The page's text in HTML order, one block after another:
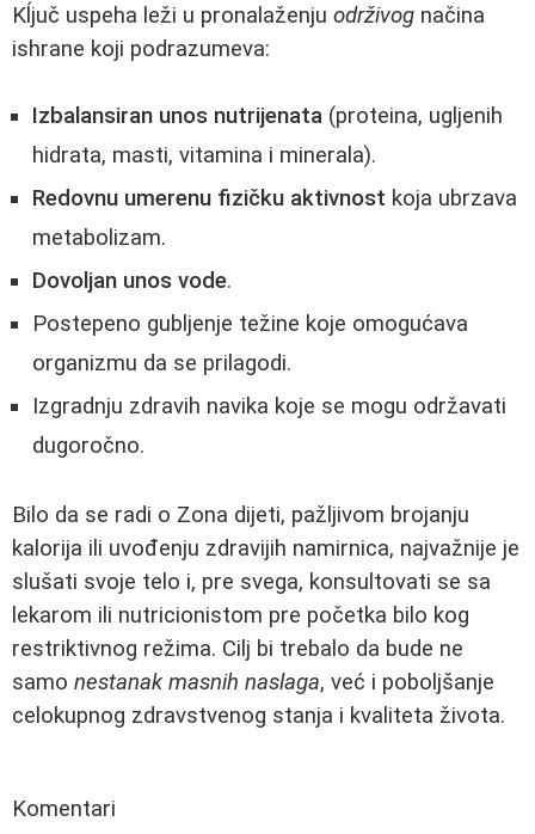
Kĺjuč uspeha leži u pronalaženju održivog načina
ishrane koji podrazumeva:
Izbalansiran unos nutrijenata (proteina, ugljenih
hidrata, masti, vitamina i minerala).
Redovnu umerenu fizičku aktivnost koja ubrzava
metabolizam.
Dovoljan unos vode.
Postepeno gubljenje težine koje omogućava
organizmu da se prilagodi.
Izgradnju zdravih navika koje se mogu održavati
dugoročno.
Bilo da se radi o Zona dijeti, pažljivom brojanju
kalorija ili uvođenju zdravijih namirnica, najvažnije je
slušati svoje telo i, pre svega, konsultovati se sa
lekarom ili nutricionistom pre početka bilo kog
restriktivnog režima. Cilj bi trebalo da bude ne
samo nestanak masnih naslaga, već i poboljšanje
celokupnog zdravstvenog stanja i kvaliteta života.
Komentari